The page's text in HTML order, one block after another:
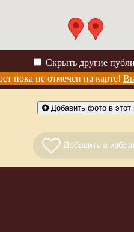
Скрыть другие
пока не отмечен на карте!
Добавить фото в этот